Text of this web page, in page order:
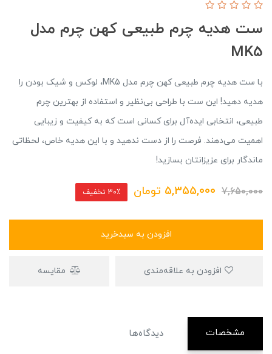
ست هدیه چرم طبیعی کهن چرم مدل
MK5
با ست هدیه چرم طبیعی کهن چرم مدل MK5، لوکس و شیک بودن را
هدیه دهید! این ست با طراحی بی‌نظیر و استفاده از بهترین چرم
طبیعی، انتخابی ایده‌آل برای کسانی است که به کیفیت و زیبایی
اهمیت می‌دهند. فرصت را از دست ندهید و با این هدیه خاص، لحظاتی
ماندگار برای عزیزانتان بسازید!
7,650,000
5,355,000 تومان 30٪ تخفیف
افزودن به سبدخرید
مقایسه
مشخصات دیدگاه‌ها